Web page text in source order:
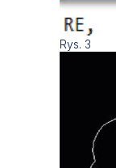
Rys. 3